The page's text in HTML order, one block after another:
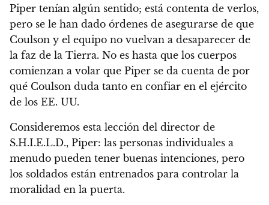
Piper tenían algún sentido; está contenta de verlos,
pero se le han dado órdenes de asegurarse de que
Coulson y el equipo no vuelvan a desaparecer de
la faz de la Tierra. No es hasta que los cuerpos
comienzan a volar que Piper se da cuenta de por
qué Coulson duda tanto en confiar en el ejército
de los EE. UU.
Consideremos esta lección del director de
S.H.I.E.L.D., Piper: las personas individuales a
menudo pueden tener buenas intenciones, pero
los soldados están entrenados para controlar la
moralidad en la puerta.